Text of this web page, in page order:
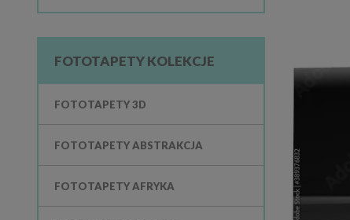
FOTOTAPETY KOLEKCJE
FOTOTAPETY 3D
FOTOTAPETY ABSTRAKCJA
FOTOTAPETY AFRYKA